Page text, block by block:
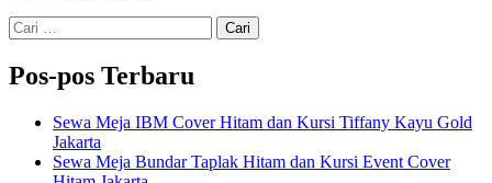
Cari
untuk:
Pos-pos Terbaru
Sewa Meja IBM Cover Hitam dan Kursi Tiffany Kayu Gold
Jakarta
Sewa Meja Bundar Taplak Hitam dan Kursi Event Cover